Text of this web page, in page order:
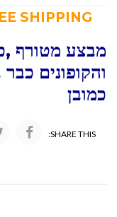
מבצע מטורף
והקופונים
כמובן
SHARE THIS: